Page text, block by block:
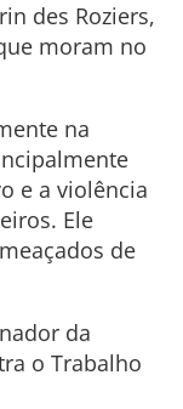
des Roziers,
moram no
na
e a violência
Ele
de
da
o Trabalho